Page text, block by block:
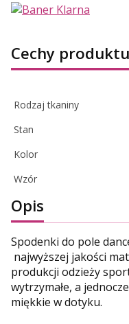
Cechy produktu
Rodzaj tkaniny
Stan
Kolor
Wzór
Opis
Spodenki do pole
najwyższej jakości
produkcji odzieży
wytrzymałe, a
miękkie w dotyku.